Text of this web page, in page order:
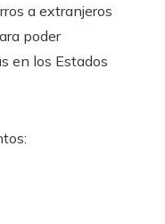
a extranjeros
poder
en los Estados